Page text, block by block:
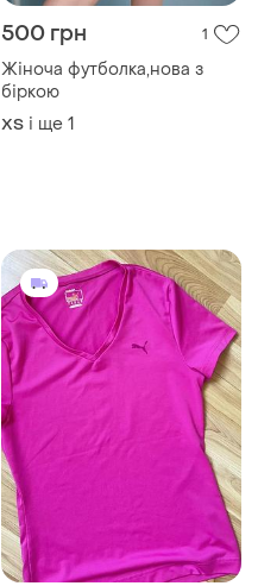
500 грн 1
Жіноча футболка,нова з
біркою
ХS і ще 1